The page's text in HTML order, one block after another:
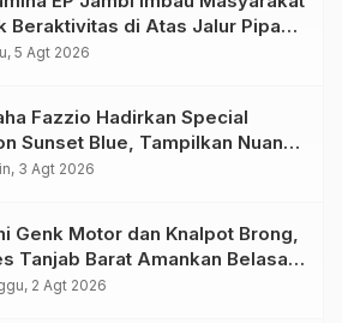
Beraktivitas di Atas Jalur Pipa
Demi Keselamatan Bersama
5 Agt 2026
Fazzio Hadirkan Special
Sunset Blue, Tampilkan Nuansa
Summer yang Semakin Skena
3 Agt 2026
Genk Motor dan Knalpot Brong,
Tanjab Barat Amankan Belasan
2 Agt 2026